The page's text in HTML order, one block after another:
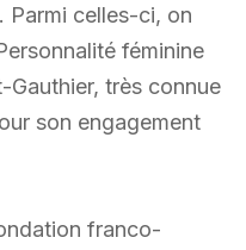
Parmi celles-ci, on
féminine
Gauthier, très connue
son engagement
franco-